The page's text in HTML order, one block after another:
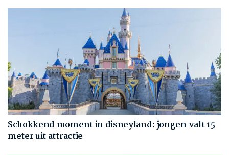
Schokkend moment in disneyland: jongen valt 15
meter uit attractie